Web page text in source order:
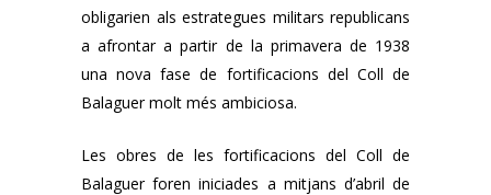
obligarien als estrategues militars republicans
a afrontar a partir de la primavera de 1938
una nova fase de fortificacions del Coll de
Balaguer molt més ambiciosa.
Les obres de les fortificacions del Coll de
Balaguer foren iniciades a mitjans d’abril de